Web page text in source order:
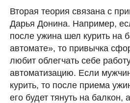
Вторая теория связана с
Дарья Донина. Например,
после ужина шел курить на
автомате», то привычка
любит облегчать себе
автоматизацию. Если
курить, то после приема
его будет тянуть на балкон,